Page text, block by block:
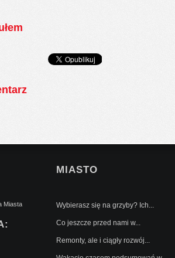
Miasta
MIASTO
Wybierasz się na grzyby? Ich...
Co jeszcze przed nami w...
Remonty, ale i ciągły rozwój...